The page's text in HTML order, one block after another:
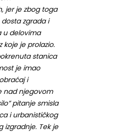
jer je zbog toga
zgrada i
u delovima
koje je prolazio.
stanica
je imao
i
nad njegovom
pitanje smisla
i urbanističkog
izgradnje. Tek je